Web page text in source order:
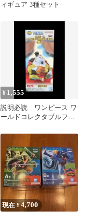
ィギュア 3種セット
¥ 1,555
説明必読 ワンピース ワ
ールドコレクタブルフィ
現在 ¥4,700